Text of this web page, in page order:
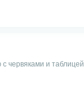
червяками и